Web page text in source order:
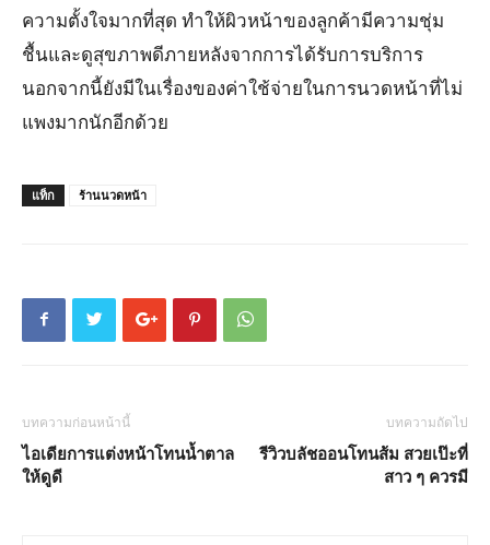
ความตั้งใจมากที่สุด ทำให้ผิวหน้าของลูกค้ามีความชุ่ม
ชื้นและดูสุขภาพดีภายหลังจากการได้รับการบริการ
นอกจากนี้ยังมีในเรื่องของค่าใช้จ่ายในการนวดหน้าที่ไม่
แพงมากนักอีกด้วย
แท็ก ร้านนวดหน้า
บทความก่อนหน้านี้
ไอเดียการแต่งหน้าโทนน้ำตาล
ให้ดูดี
บทความถัดไป
รีวิวบลัชออนโทนส้ม สวยเป๊ะที่
สาว ๆ ควรมี